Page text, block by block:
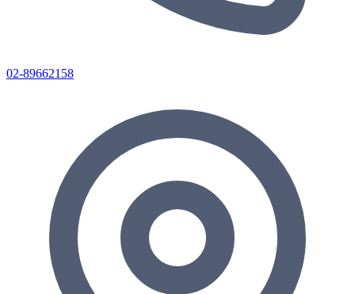
02-89662158